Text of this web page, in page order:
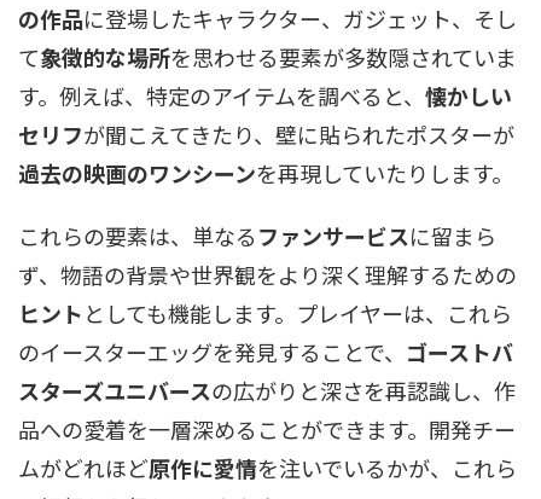
の作品に登場したキャラクター、ガジェット、そし
て象徴的な場所を思わせる要素が多数隠されていま
す。例えば、特定のアイテムを調べると、 懐かしい
セリフが聞こえてきたり、壁に貼られたポスターが
過去の映画のワンシーンを再現していたりします。
これらの要素は、単なるファンサービスに留まら
ず、物語の背景や世界観をより深く理解するための
ヒントとしても機能します。プレイヤーは、これら
のイースターエッグを発見することで、 ゴーストバ
スターズユニバースの広がりと深さを再認識し、作
品への愛着を一層深めることができます。開発チー
ムがどれほど原作に愛情を注いでいるかが、これら